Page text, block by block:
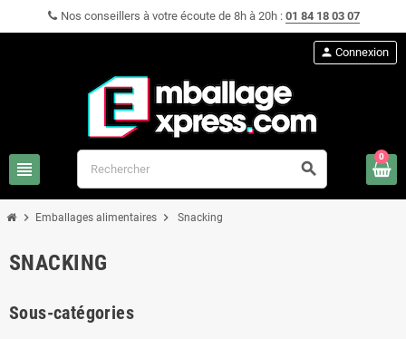
Nos conseillers à votre écoute de 8h à 20h : 01 84 18 03 07
view_headline search
person Connexion
0
chevron_right Emballages alimentaires chevron_right Snacking
SNACKING
Sous-catégories